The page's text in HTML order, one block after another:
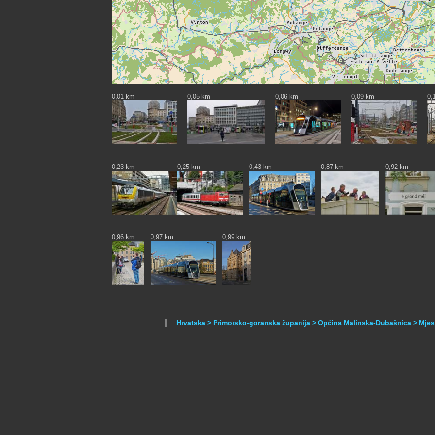
0,01 km 0,05 km 0,06 km 0,09 km
0,23 km 0,25 km 0,43 km 0,87 km 0,92 km
0,96 km 0,97 km 0,99 km
Hrvatska > Primorsko-goranska županija > Općina Malinska-Dubašnica >